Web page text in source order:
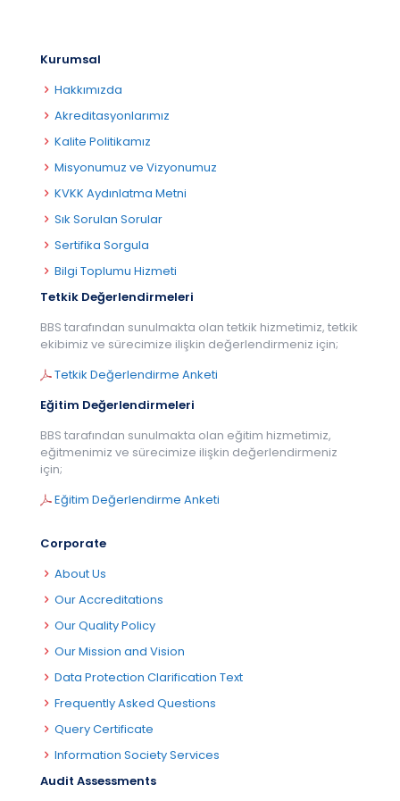
Kurumsal
Hakkımızda
Akreditasyonlarımız
Kalite Politikamız
Misyonumuz ve Vizyonumuz
KVKK Aydınlatma Metni
Sık Sorulan Sorular
Sertifika Sorgula
Bilgi Toplumu Hizmeti
Tetkik Değerlendirmeleri
BBS tarafından sunulmakta olan tetkik hizmetimiz, tetkik
ekibimiz ve sürecimize ilişkin değerlendirmeniz için;
Tetkik Değerlendirme Anketi
Eğitim Değerlendirmeleri
BBS tarafından sunulmakta olan eğitim hizmetimiz,
eğitmenimiz ve sürecimize ilişkin değerlendirmeniz
için;
Eğitim Değerlendirme Anketi
Corporate
About Us
Our Accreditations
Our Quality Policy
Our Mission and Vision
Data Protection Clarification Text
Frequently Asked Questions
Query Certificate
Information Society Services
Audit Assessments